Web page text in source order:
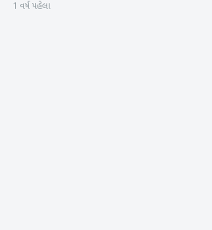
1 વર્ષ પહેલા